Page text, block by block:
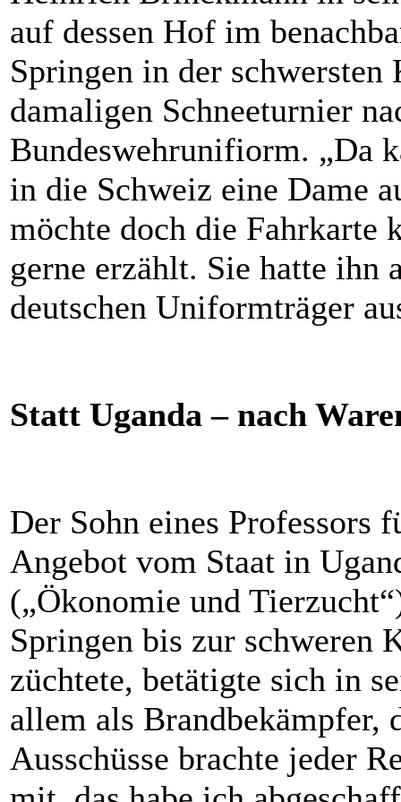
auf dessen Hof im
Springen in der
damaligen Schneeturnier
Bundeswehrunifiorm. „Da
in die Schweiz eine Dame
möchte doch die Fahrkarte
gerne erzählt. Sie hatte ihn
deutschen Uniformträger
Statt Uganda – nach
Der Sohn eines Professors
Angebot vom Staat in
(„Ökonomie und
Springen bis zur schweren
züchtete, betätigte sich in
allem als Brandbekämpfer,
Ausschüsse brachte jeder